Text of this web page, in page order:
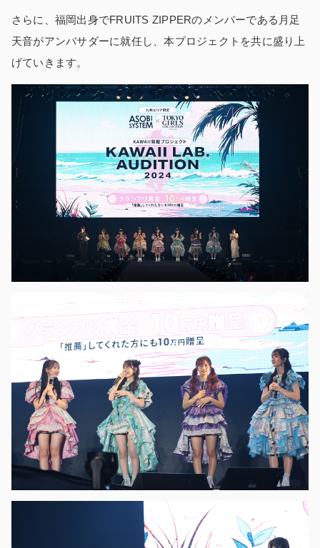
さらに、福岡出身でFRUITS ZIPPERのメンバーである月足
天音がアンバサダーに就任し、本プロジェクトを共に盛り上
げていきます。